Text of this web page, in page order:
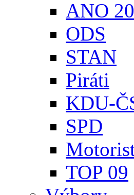
ANO
ODS
STAN
Piráti
KDU-
SPD
TOP 09